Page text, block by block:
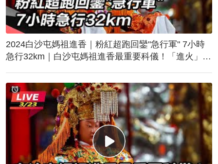
2024白沙屯媽祖進香｜粉紅超跑回鑾"急行軍" 7小時
急行32km｜白沙屯媽祖進香最重要科儀！「進火」儀